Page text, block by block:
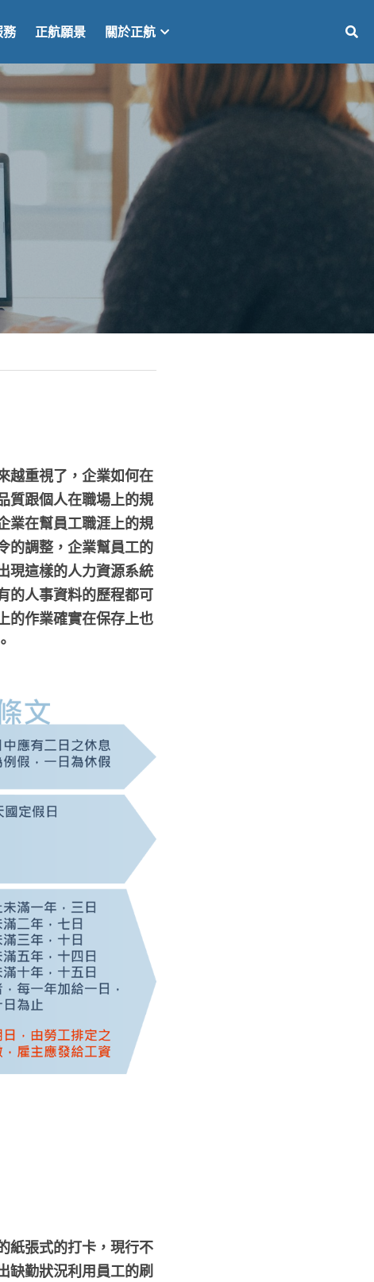
正航願景 關於正航
越重視了，企業如何在
質跟個人在職場上的規
業在幫員工職涯上的規
的調整，企業幫員工的
現這樣的人力資源系統
的人事資料的歷程都可
的作業確實在保存上也
紙張式的打卡，現行不
缺勤狀況利用員工的刷